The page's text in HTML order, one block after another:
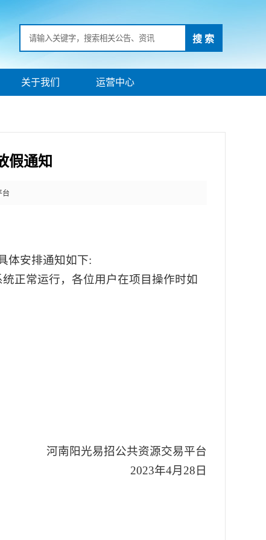
搜 索
关于我们 运营中心
假通知
台
体安排通知如下:
正常运行，各位用户在项目操作时如
河南阳光易招公共资源交易平台
2023年4月 28 日